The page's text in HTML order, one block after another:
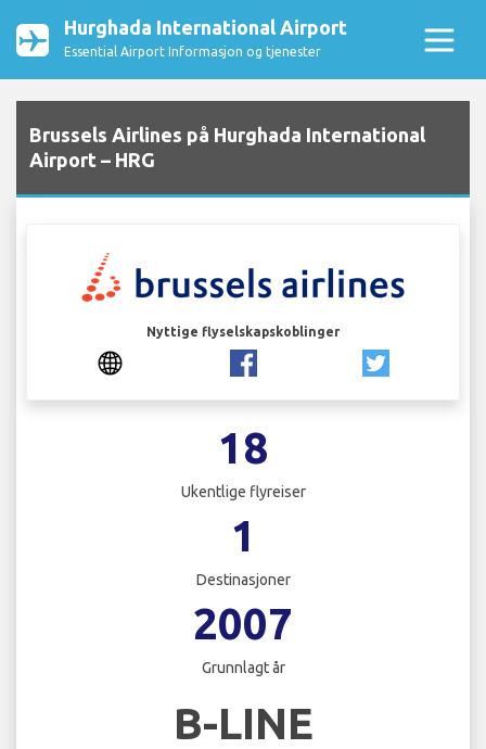
Hurghada International Airport
Essential Airport Informasjon og tjenester
Brussels Airlines på Hurghada International
Airport – HRG
Nyttige flyselskapskoblinger
18
Ukentlige flyreiser
1
Destinasjoner
2007
Grunnlagt år
B-LINE